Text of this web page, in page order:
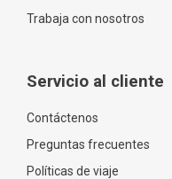
Trabaja con nosotros
Servicio al cliente
Contáctenos
Preguntas frecuentes
Políticas de viaje